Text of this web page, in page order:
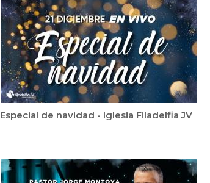
Especial de navidad - Iglesia Filadelfia JV